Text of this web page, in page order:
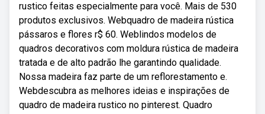
rustico feitas especialmente para você. Mais de 530
produtos exclusivos. Webquadro de madeira rústica
pássaros e flores r$ 60. Weblindos modelos de
quadros decorativos com moldura rústica de madeira
tratada e de alto padrão lhe garantindo qualidade.
Nossa madeira faz parte de um reflorestamento e.
Webdescubra as melhores ideias e inspirações de
quadro de madeira rustico no pinterest. Quadro